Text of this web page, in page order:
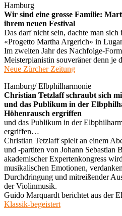
Hamburg
Wir sind eine grosse Familie:
ihrem neuen Festival
Das darf nicht sein, dachte man
«Progetto Martha Argerich» in
Im zweiten Jahr des Nachfolge-
Meisterpianistin souveräner denn je
Neue Zürcher Zeitung
Hamburg/ Elbphilharmonie
Christian Tetzlaff schraubt sich
und das Publikum in der
Höhenrausch ergriffen
und das Publikum in der
ergriffen…
Christian Tetzlaff spielt an einem
und -partiten von Johann Sebastian
akademischer Expertenkongress
musikalischen Emotionen,
Durchdringung und mitreißender
der Violinmusik.
Guido Marquardt berichtet aus der
Klassik-begeistert